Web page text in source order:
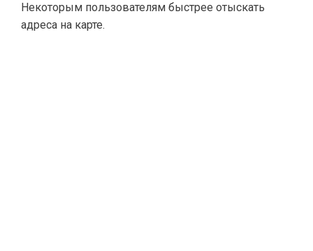
Некоторым пользователям быстрее отыскать
адреса на карте.